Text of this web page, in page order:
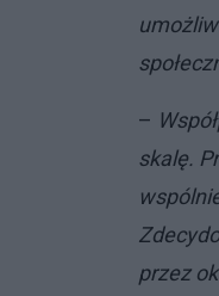
–
skalę.
przez